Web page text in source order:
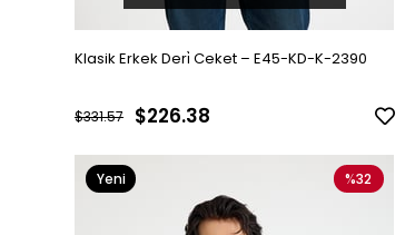
Klasik Erkek Deri̇ Ceket – E45-KD-K-2390
$226.38
$331.57
%32
Yeni